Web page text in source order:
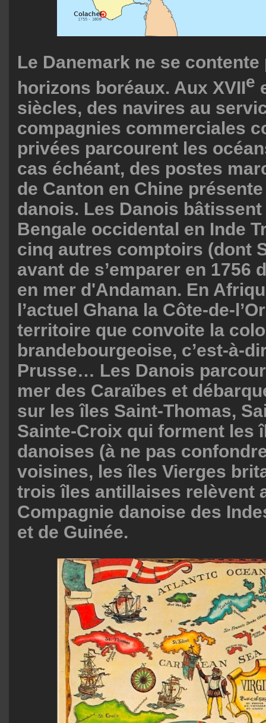
Le Danemark ne se contente
horizons boréaux. Aux XVIIe
siècles, des navires au
compagnies commerciales
privées parcourent les
cas échéant, des postes
de Canton en Chine
danois. Les Danois
Bengale occidental en Inde
cinq autres comptoirs (dont
avant de s’emparer en 1756
en mer d'Andaman. En
l’actuel Ghana la Côte-de-
territoire que convoite la
brandebourgeoise, c’est-à-
Prusse… Les Danois
mer des Caraïbes et
sur les îles Saint-Thomas,
Sainte-Croix qui forment les
danoises (à ne pas
voisines, les îles Vierges
trois îles antillaises relèvent
Compagnie danoise des
et de Guinée.